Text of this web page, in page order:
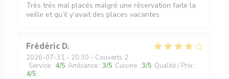
Très très mal placés malgré une réservation faite la
veille et qu’il y’avait des places vacantes
Frédéric D
2026-07-31 - 20:30 - Couverts 2
Service : 4/5 Ambiance : 3/5 Cuisine : 3/5 Qualité / Prix :
4/5